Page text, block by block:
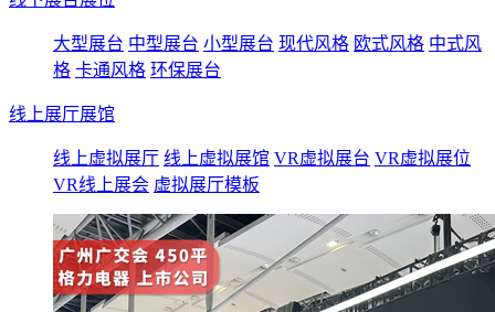
大型展台 中型展台 小型展台 现代风格 欧式风格 中式风
格 卡通风格 环保展台
线上展厅展馆
线上虚拟展厅 线上虚拟展馆 VR虚拟展台 VR虚拟展位
VR线上展会 虚拟展厅模板